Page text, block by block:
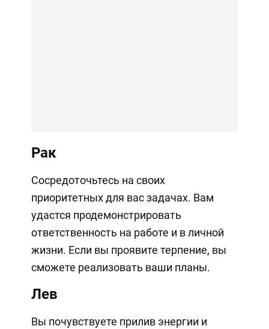
Рак
Сосредоточьтесь на своих
приоритетных для вас задачах. Вам
удастся продемонстрировать
ответственность на работе и в личной
жизни. Если вы проявите терпение, вы
сможете реализовать ваши планы.
Лев
Вы почувствуете прилив энергии и